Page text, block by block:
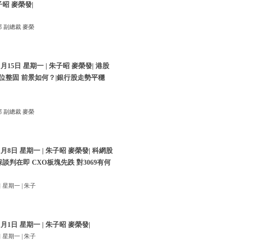
麥榮發|
副總裁 麥榮
15日 星期一 | 朱子昭 麥榮發| 港股
整固 前景如何？|銀行股走勢平穩
副總裁 麥榮
8日 星期一 | 朱子昭 麥榮發| 科網股
談判在即 CXO板塊先跌 對3069有何
星期一 | 朱子
1日 星期一 | 朱子昭 麥榮發|
星期一 | 朱子